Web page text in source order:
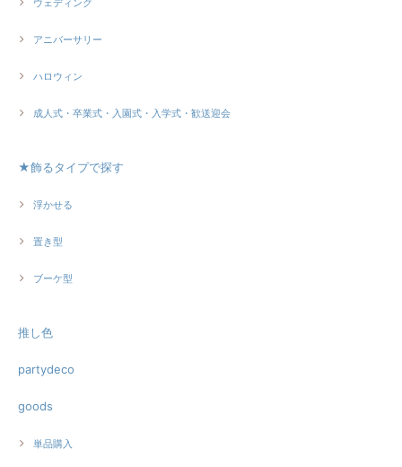
ウェディング
アニバーサリー
ハロウィン
成人式・卒業式・入園式・入学式・歓送迎会
★飾るタイプで探す
浮かせる
置き型
ブーケ型
推し色
partydeco
goods
単品購入